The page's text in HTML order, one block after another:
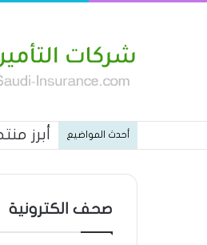
أحدث المواضيع أبرز
صحف الكترونية